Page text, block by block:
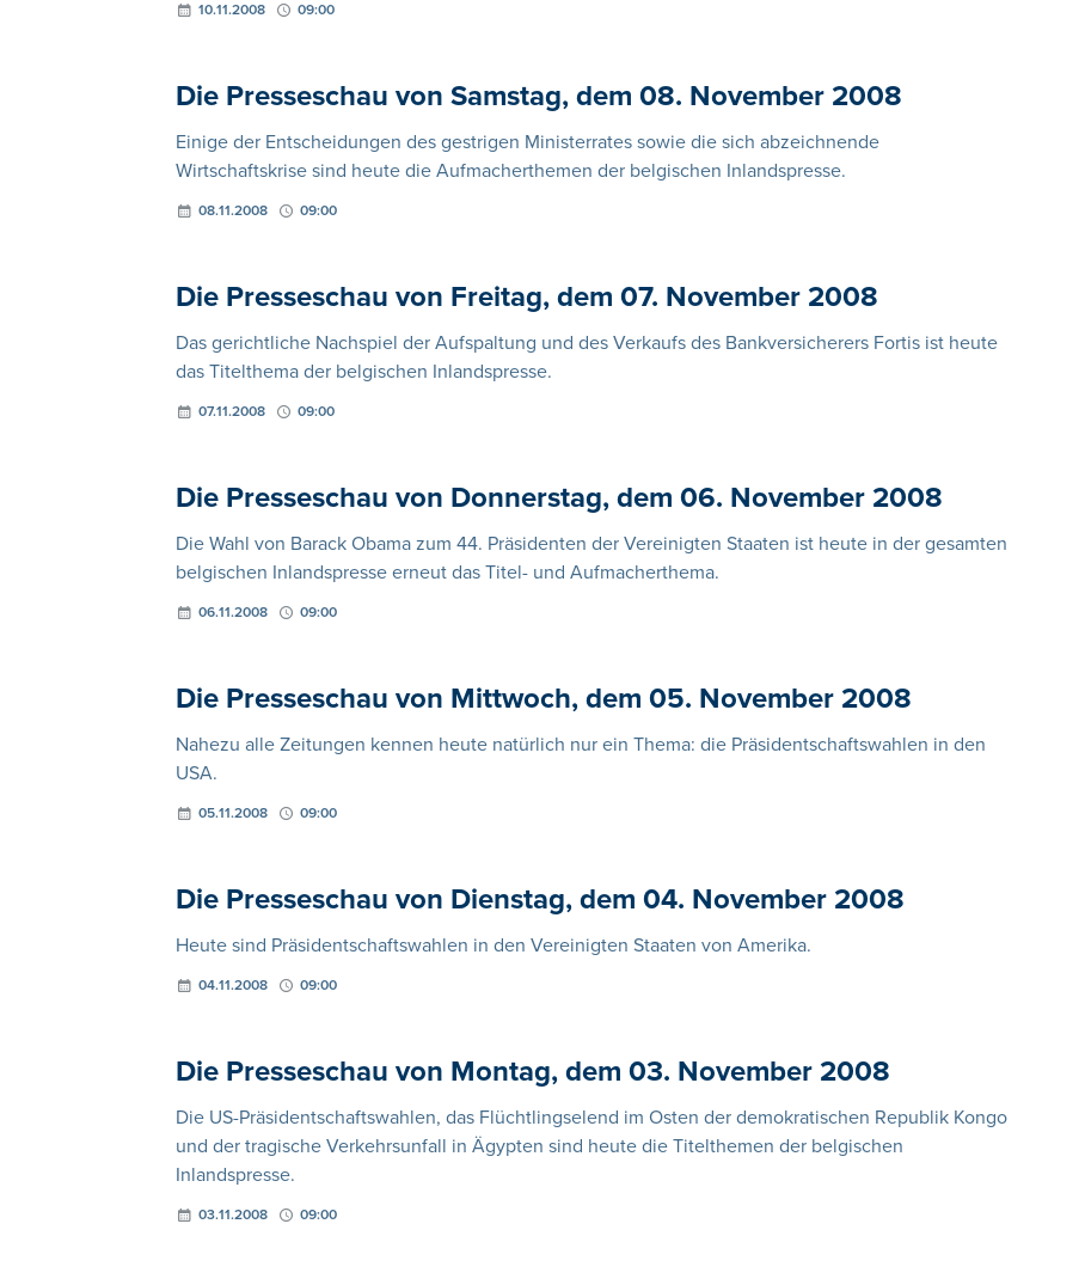
10.11.2008 09:00
Die Presseschau von Samstag, dem 08. November 2008
Einige der Entscheidungen des gestrigen Ministerrates sowie die sich abzeichnende
Wirtschaftskrise sind heute die Aufmacherthemen der belgischen Inlandspresse.
08.11.2008 09:00
Die Presseschau von Freitag, dem 07. November 2008
Das gerichtliche Nachspiel der Aufspaltung und des Verkaufs des Bankversicherers Fortis ist heute
das Titelthema der belgischen Inlandspresse.
07.11.2008 09:00
Die Presseschau von Donnerstag, dem 06. November 2008
Die Wahl von Barack Obama zum 44. Präsidenten der Vereinigten Staaten ist heute in der gesamten
belgischen Inlandspresse erneut das Titel- und Aufmacherthema.
06.11.2008 09:00
Die Presseschau von Mittwoch, dem 05. November 2008
Nahezu alle Zeitungen kennen heute natürlich nur ein Thema: die Präsidentschaftswahlen in den
USA.
05.11.2008 09:00
Die Presseschau von Dienstag, dem 04. November 2008
Heute sind Präsidentschaftswahlen in den Vereinigten Staaten von Amerika.
04.11.2008 09:00
Die Presseschau von Montag, dem 03. November 2008
Die US-Präsidentschaftswahlen, das Flüchtlingselend im Osten der demokratischen Republik Kongo
und der tragische Verkehrsunfall in Ägypten sind heute die Titelthemen der belgischen
Inlandspresse.
03.11.2008 09:00